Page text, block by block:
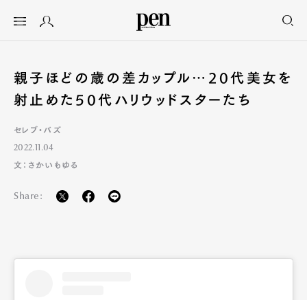
親子ほどの歳の差カップル…20代美女を
射止めた50代ハリウッドスターたち
セレブ・バズ
2022.11.04
文：さかいもゆる
Share: